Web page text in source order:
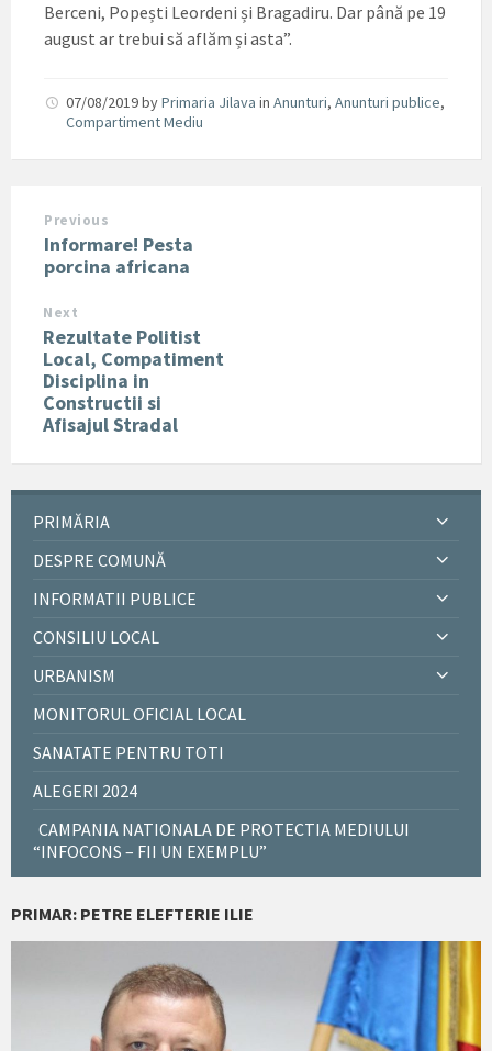
Berceni, Popești Leordeni și Bragadiru. Dar până pe 19
august ar trebui să aflăm și asta”.
07/08/2019byPrimaria Jilava in Anunturi, Anunturi publice,
Compartiment Mediu
Previous
Informare! Pesta
porcina africana
Next
Rezultate Politist
Local, Compatiment
Disciplina in
Constructii si
Afisajul Stradal
PRIMĂRIA
DESPRE COMUNĂ
INFORMATII PUBLICE
CONSILIU LOCAL
URBANISM
MONITORUL OFICIAL LOCAL
SANATATE PENTRU TOTI
ALEGERI 2024
CAMPANIA NATIONALA DE PROTECTIA MEDIULUI
“INFOCONS – FII UN EXEMPLU”
PRIMAR: PETRE ELEFTERIE ILIE